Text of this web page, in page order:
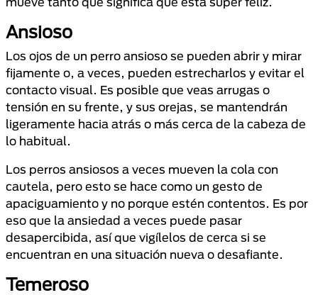
Ansioso
Los ojos de un perro ansioso se pueden abrir y mirar
fijamente o, a veces, pueden estrecharlos y evitar el
contacto visual. Es posible que veas arrugas o
tensión en su frente, y sus orejas, se mantendrán
ligeramente hacia atrás o más cerca de la cabeza de
lo habitual.
Los perros ansiosos a veces mueven la cola con
cautela, pero esto se hace como un gesto de
apaciguamiento y no porque estén contentos. Es por
eso que la ansiedad a veces puede pasar
desapercibida, así que vigílelos de cerca si se
encuentran en una situación nueva o desafiante.
Temeroso